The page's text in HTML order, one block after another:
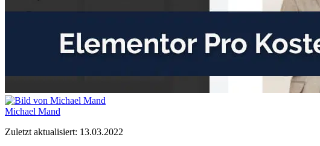
Michael Mand
Zuletzt aktualisiert: 13.03.2022